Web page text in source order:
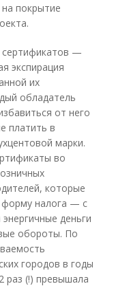
покрытие
сертификатов —
экспирация
их
обладатель
от него
платить в
марки.
во
которые
налога — с
деньги
обороты. По
городов в годы
раз (!) превышала